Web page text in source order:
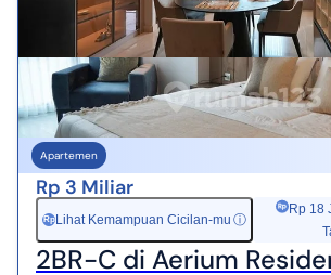
Apartemen
Rp 3 Miliar
Rp Lihat Kemampuan Cicilan-mu ⓘ
Rp 18
2BR-C di Aerium